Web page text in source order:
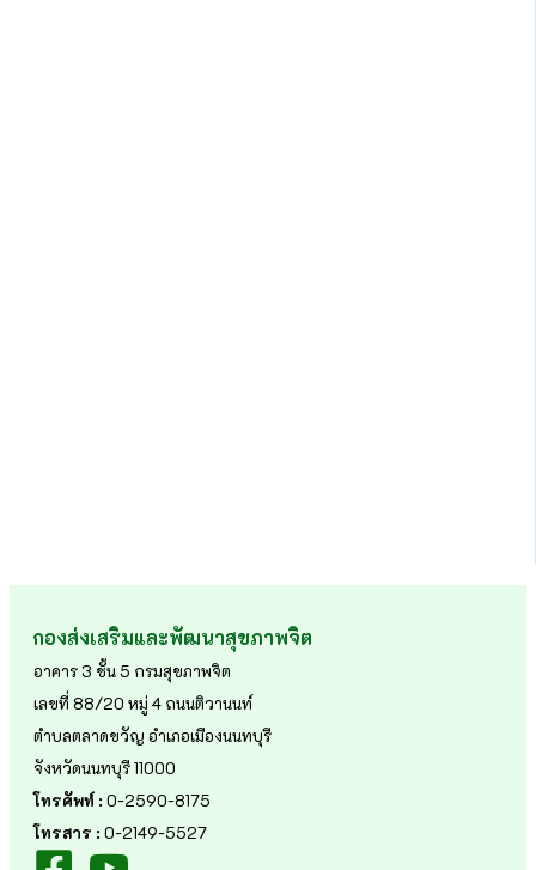
กองส่งเสริมและพัฒนาสุขภาพจิต
อาคาร 3 ชั้น 5 กรมสุขภาพจิต
เลขที่ 88/20 หมู่ 4 ถนนติวานนท์
ตำบลตลาดขวัญ อำเภอเมืองนนทบุรี
จังหวัดนนทบุรี 11000
โทรศัพท์ : 0-2590-8175
โทรสาร : 0-2149-5527